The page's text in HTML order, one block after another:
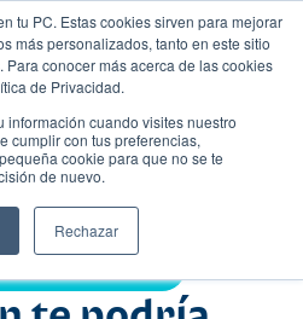
tu PC. Estas cookies sirven para mejorar
más personalizados, tanto en este sitio
conocer más acerca de las cookies
de Privacidad.
información cuando visites nuestro
cumplir con tus preferencias,
cookie para que no se te
de nuevo.
Rechazar